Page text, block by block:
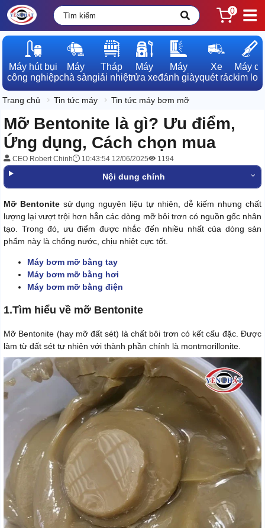
0
Máy hút bụi
công nghiệp
Máy
chà sàn
Tháp
giải nhiệt
Máy
rửa xe
Máy
đánh giày
Xe
quét rác
Máy dò
kim loại
Trang chủ Tin tức máy Tin tức máy bơm mỡ
Mỡ Bentonite là gì? Ưu điểm,
Ứng dụng, Cách chọn mua
CEO Robert Chinh 10:43:54 12/06/2025 1194
Nội dung chính
Mỡ Bentonitesử dụng nguyên liệu tự nhiên, dễ kiếm nhưng chất
lượng lại vượt trội hơn hẳn các dòng mỡ bôi trơn có nguồn gốc nhân
tạo. Trong đó, ưu điểm được nhắc đến nhiều nhất của dòng sản
phẩm này là chống nước, chịu nhiệt cực tốt.
Máy bơm mỡ bằng tay
Máy bơm mỡ bằng hơi
Máy bơm mỡ bằng điện
1.Tìm hiểu về mỡ Bentonite
Mỡ Bentonite (hay mỡ đất sét) là chất bôi trơn có kết cấu đặc. Được
làm từ đất sét tự nhiên với thành phần chính là montmorillonite.